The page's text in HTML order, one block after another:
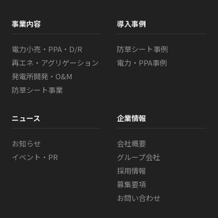
事業内容
電力小売・PPA・D/R
再エネ・アグリゲーション
発電所開発・O&M
防草シート事業
導入事例
防草シート事例
電力・PPA事例
ニュース
お知らせ
イベント・PR
企業情報
会社概要
グループ会社
採用情報
募集要項
お問い合わせ